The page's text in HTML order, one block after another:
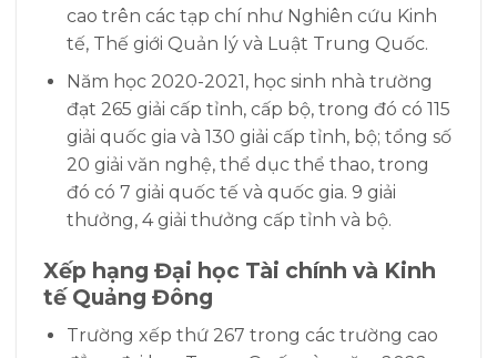
cao trên các tạp chí như Nghiên cứu Kinh
tế, Thế giới Quản lý và Luật Trung Quốc.
Năm học 2020-2021, học sinh nhà trường
đạt 265 giải cấp tỉnh, cấp bộ, trong đó có 115
giải quốc gia và 130 giải cấp tỉnh, bộ; tổng số
20 giải văn nghệ, thể dục thể thao, trong
đó có 7 giải quốc tế và quốc gia. 9 giải
thưởng, 4 giải thưởng cấp tỉnh và bộ.
Xếp hạng Đại học Tài chính và Kinh
tế Quảng Đông
Trường xếp thứ 267 trong các trường cao